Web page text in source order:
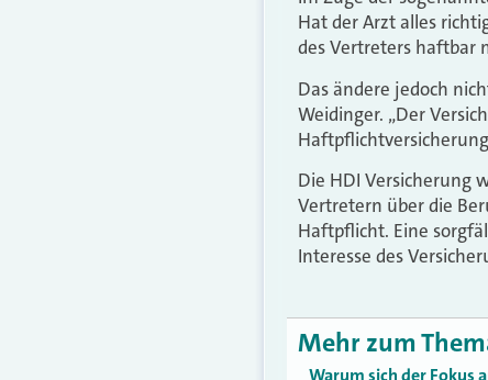
Hat der Arzt alles
des Vertreters haftbar
Das ändere jedoch
Weidinger. „Der
Die HDI Versicherung
Vertretern über die
Haftpflicht. Eine
Interesse des
Mehr zum